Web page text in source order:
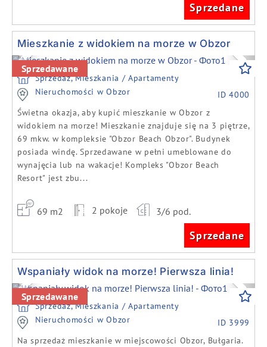
Sprzedane
Mieszkanie z widokiem na morze w Obzor
Previous Next
Sprzedawane
Sprzedaż, Mieszkania / Apartamenty
Nieruchomości w Obzor
ID 4000
Świetna okazja, aby kupić mieszkanie w Obzor z
widokiem na morze! Mieszkanie znajduje się na 3 piętrze,
69 mkw. w kompleksie "Obzor Beach Obzor". Budynek
posiada windę. Sprzedawane w pełni umeblowane do
wynajęcia lub na wakacje! Kompleks "Obzor Beach
Resort" jest zbu...
69 m2 2 pokoje 3/6 pod.
Sprzedane
Wspaniały widok na morze! Pierwsza linia!
Previous Next
Sprzedawane
Sprzedaż, Mieszkania / Apartamenty
Nieruchomości w Obzor
ID 3999
Na sprzedaż mieszkanie w miejscowości Obzor, Bułgaria.